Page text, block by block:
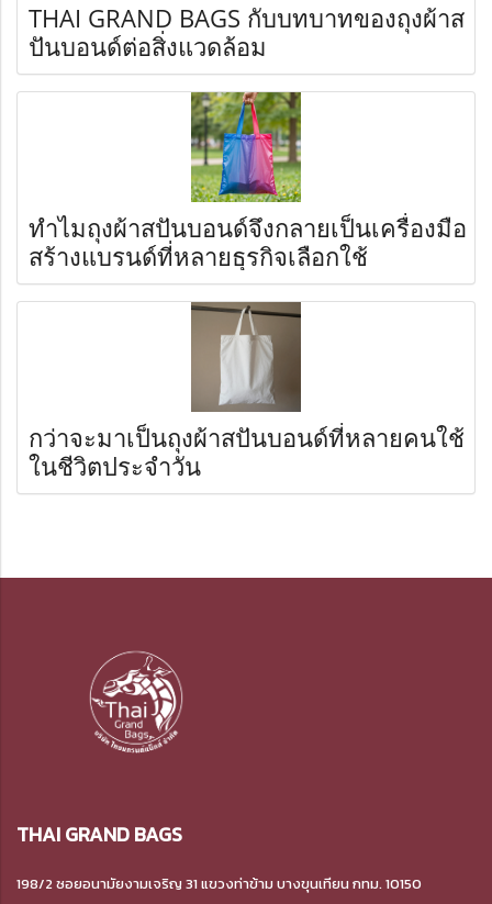
THAI GRAND BAGS กับบทบาทของถุงผ้าส
ปันบอนด์ต่อสิ่งแวดล้อม
ทำไมถุงผ้าสปันบอนด์จึงกลายเป็นเครื่องมือ
สร้างแบรนด์ที่หลายธุรกิจเลือกใช้
กว่าจะมาเป็นถุงผ้าสปันบอนด์ที่หลายคนใช้
ในชีวิตประจำวัน
THAI GRAND BAGS
198/2 ซอยอนามัยงามเจริญ 31 แขวงท่าข้าม บางขุนเทียน กทม. 10150